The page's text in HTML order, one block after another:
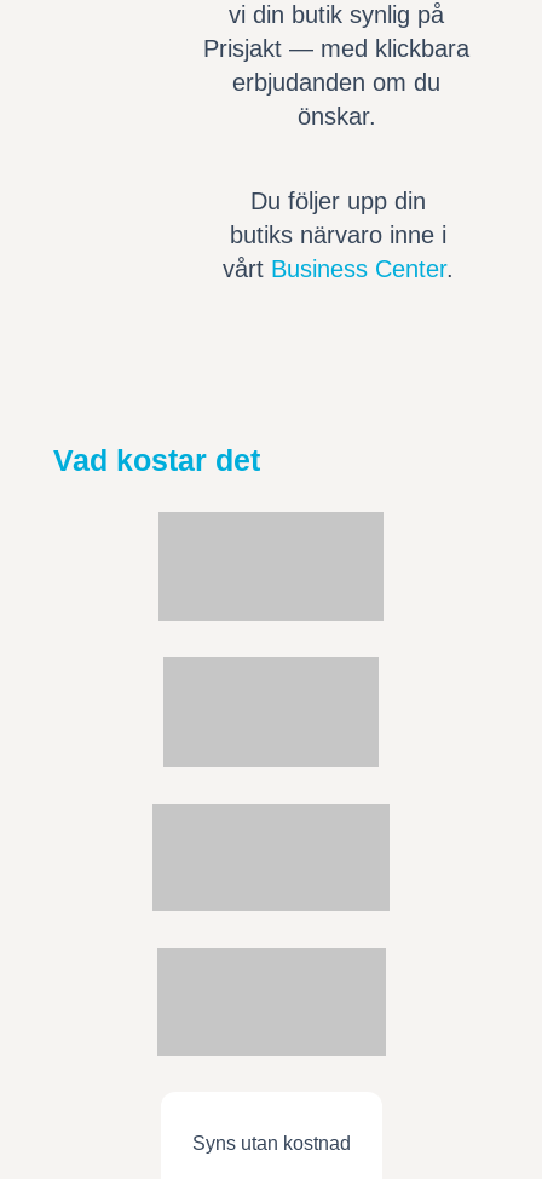
vi din butik synlig på
Prisjakt — med klickbara
erbjudanden om du
önskar.
Du följer upp din
butiks närvaro inne i
vårt Business Center.
Vad kostar det
Syns utan kostnad